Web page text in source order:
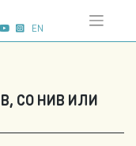
EN
СО НИВ ИЛИ